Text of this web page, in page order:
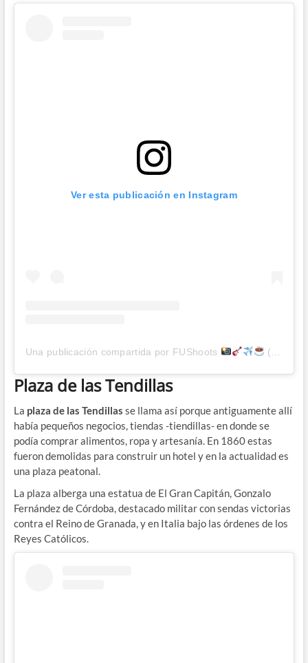
Ver esta publicación en Instagram
Una publicación compartida por FUShoots (@fushoots)
Plaza de las Tendillas
La plaza de las Tendillas se llama así porque antiguamente allí
había pequeños negocios, tiendas -tiendillas- en donde se
podía comprar alimentos, ropa y artesanía. En 1860 estas
fueron demolidas para construir un hotel y en la actualidad es
una plaza peatonal.
La plaza alberga una estatua de El Gran Capitán, Gonzalo
Fernández de Córdoba, destacado militar con sendas victorias
contra el Reino de Granada, y en Italia bajo las órdenes de los
Reyes Católicos.